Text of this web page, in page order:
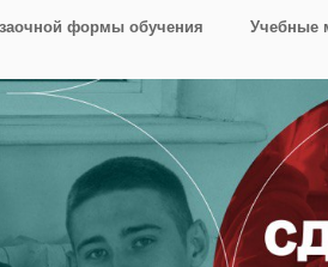
формы обучения Учебные